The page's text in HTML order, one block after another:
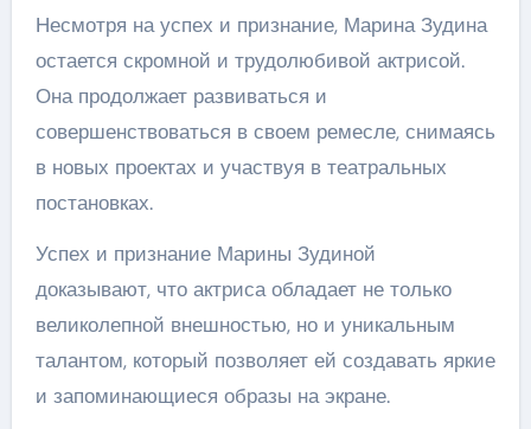
Несмотря на успех и признание, Марина Зудина
остается скромной и трудолюбивой актрисой.
Она продолжает развиваться и
совершенствоваться в своем ремесле, снимаясь
в новых проектах и участвуя в театральных
постановках.
Успех и признание Марины Зудиной
доказывают, что актриса обладает не только
великолепной внешностью, но и уникальным
талантом, который позволяет ей создавать яркие
и запоминающиеся образы на экране.